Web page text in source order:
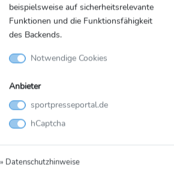
beispielsweise auf sicherheitsrelevante
Funktionen und die Funktionsfähigkeit
des Backends.
Notwendige Cookies
Anbieter
sportpresseportal.de
hCaptcha
» Datenschutzhinweise